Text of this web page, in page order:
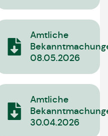
Amtliche
08.05.2026
Amtliche
30.04.2026